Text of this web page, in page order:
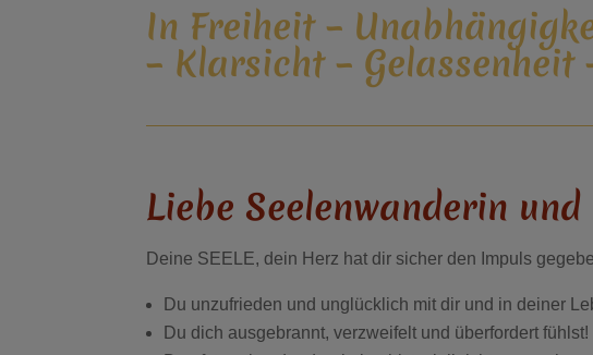
In Freiheit –
– Klarsicht –
Liebe Seelenwanderin
Deine SEELE, dein Herz hat dir sicher den Impuls
Du unzufrieden und unglücklich mit dir und in deiner
Du dich ausgebrannt, verzweifelt und überfordert fühlst!